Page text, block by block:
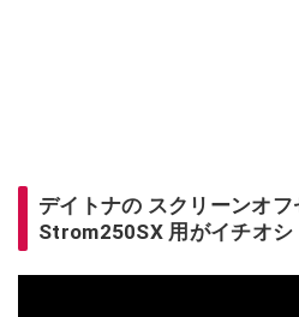
デイトナの スクリーンオ
Strom250SX 用がイチオシ